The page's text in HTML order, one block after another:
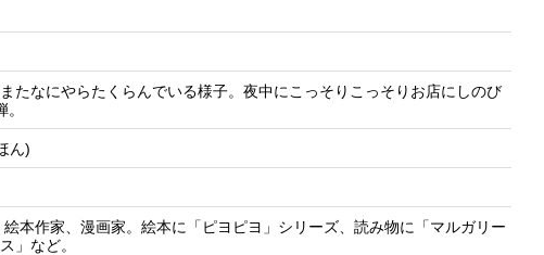
たなにやらたくらんでいる様子。夜中にこっそりこっそりお店にしのび
ん)
本作家、漫画家。絵本に「ピヨピヨ」シリーズ、読み物に「マルガリー
」など。